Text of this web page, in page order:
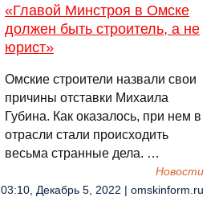
«Главой Минстроя в Омске
должен быть строитель, а не
юрист»
Омские строители назвали свои
причины отставки Михаила
Губина. Как оказалось, при нем в
отрасли стали происходить
весьма странные дела. …
Новости
03:10, Декабрь 5, 2022 | omskinform.ru